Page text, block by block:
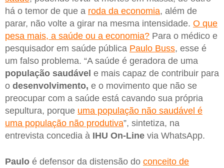
há o temor de que a roda da economia, além de
parar, não volte a girar na mesma intensidade. O que
pesa mais, a saúde ou a economia? Para o médico e
pesquisador em saúde pública Paulo Buss, esse é
um falso problema. “A saúde é geradora de uma
população saudável e mais capaz de contribuir para
o desenvolvimento, e o movimento que não se
preocupar com a saúde está cavando sua própria
sepultura, porque uma população não saudável é
uma população não produtiva”, sintetiza, na
entrevista concedia à IHU On-Line via WhatsApp.
Paulo é defensor da distensão do conceito de